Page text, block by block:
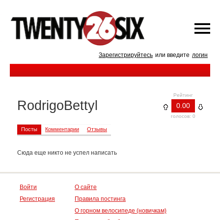
Зарегистрируйтесь или введите логин
Рейтинг
0.00
голосов: 0
RodrigoBettyl
Посты Комментарии Отзывы
Сюда еще никто не успел написать
Войти
Регистрация
О сайте
Правила постинга
О горном велосипеде (новичкам)